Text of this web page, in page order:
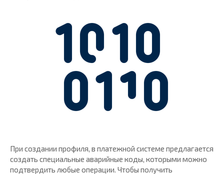
При создании профиля, в платежной системе предлагается
создать специальные аварийные коды, которыми можно
подтвердить любые операции. Чтобы получить